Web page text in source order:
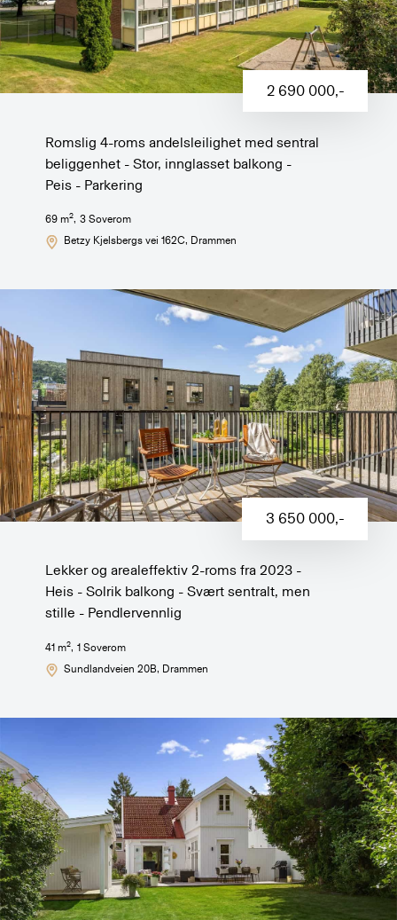
2 690 000,-
Romslig 4-roms andelsleilighet med sentral
beliggenhet - Stor, innglasset balkong -
Peis - Parkering
69 m2, 3Soverom
Betzy Kjelsbergs vei 162C, Drammen
3 650 000,-
Lekker og arealeffektiv 2-roms fra 2023 -
Heis - Solrik balkong - Svært sentralt, men
stille - Pendlervennlig
41 m2, 1 Soverom
Sundlandveien 20B, Drammen